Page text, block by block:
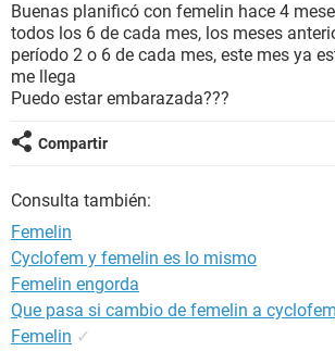
BIENESTAR
SEXUALIDAD
GLOSARIO
Buenas planificó con femelin hace 4
todos los 6 de cada mes, los meses
período 2 o 6 de cada mes, este mes ya
me llega
Puedo estar embarazada???
Compartir
Consulta también:
Femelin
Cyclofem y femelin es lo mismo
Femelin engorda
Que pasa si cambio de femelin a cyclofem
Femelin ✓